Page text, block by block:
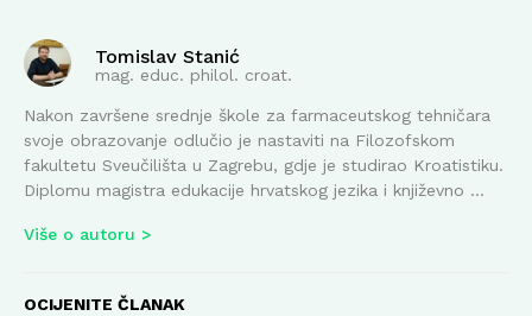
Tomislav Stanić
mag. educ. philol. croat.
Nakon završene srednje škole za farmaceutskog tehničara
svoje obrazovanje odlučio je nastaviti na Filozofskom
fakultetu Sveučilišta u Zagrebu, gdje je studirao Kroatistiku.
Diplomu magistra edukacije hrvatskog jezika i književno ...
Više o autoru
OCIJENITE ČLANAK